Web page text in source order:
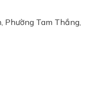
Phường Tam Thắng,